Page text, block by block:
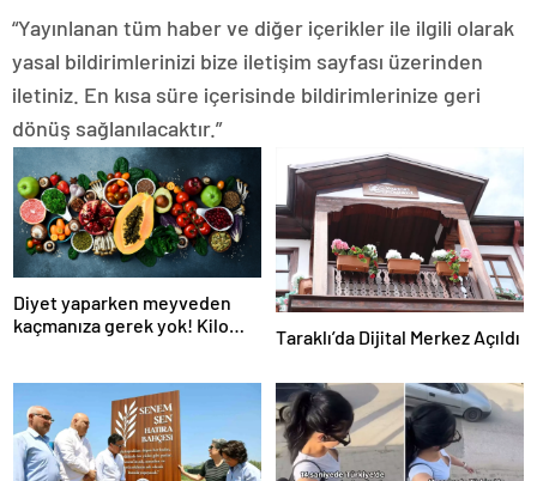
“Yayınlanan tüm haber ve diğer içerikler ile ilgili olarak
yasal bildirimlerinizi bize iletişim sayfası üzerinden
iletiniz. En kısa süre içerisinde bildirimlerinize geri
dönüş sağlanılacaktır.”
Diyet yaparken meyveden
kaçmanıza gerek yok! Kilo
Taraklı’da Dijital Merkez Açıldı